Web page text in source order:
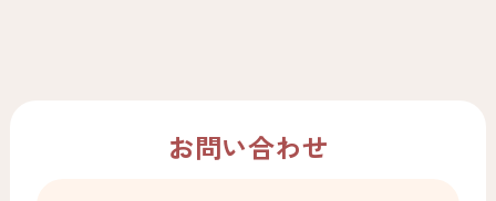
お問い合わせ